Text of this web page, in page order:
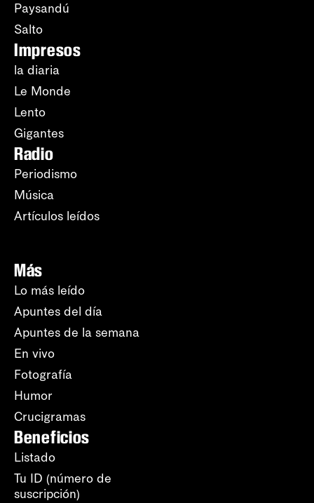
Paysandú
Salto
Impresos
la diaria
Le Monde
Lento
Gigantes
Radio
Periodismo
Música
Artículos leídos
Más
Lo más leído
Apuntes del día
Apuntes de la semana
En vivo
Fotografía
Humor
Crucigramas
Beneficios
Listado
Tu ID (número de
suscripción)